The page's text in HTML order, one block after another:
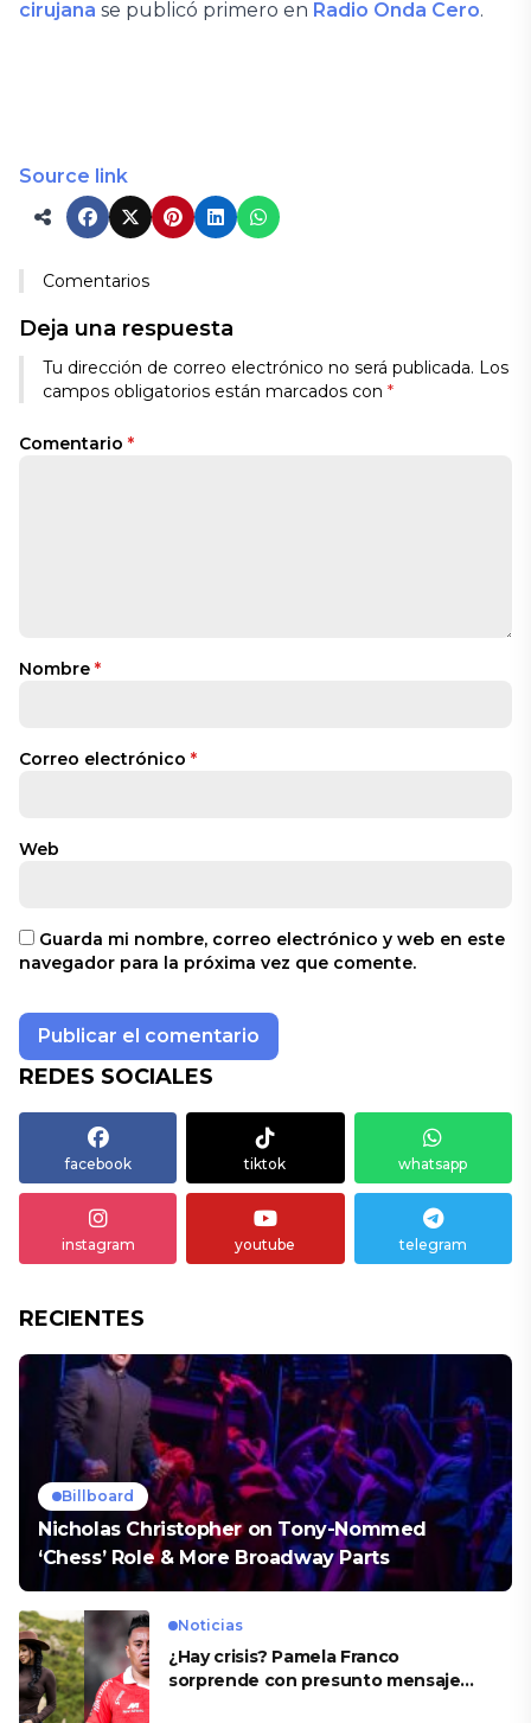
cirujana se publicó primero en Radio Onda Cero.
Source link
Comentarios
Deja una respuesta
Tu dirección de correo electrónico no será publicada. Los
campos obligatorios están marcados con *
Comentario *
Nombre *
Correo electrónico *
Web
Guarda mi nombre, correo electrónico y web en este
navegador para la próxima vez que comente.
REDES SOCIALES
facebook tiktok whatsapp
instagram youtube telegram
RECIENTES
Billboard
Nicholas Christopher on Tony-Nommed
‘Chess’ Role & More Broadway Parts
Noticias
¿Hay crisis? Pamela Franco
sorprende con presunto mensaje